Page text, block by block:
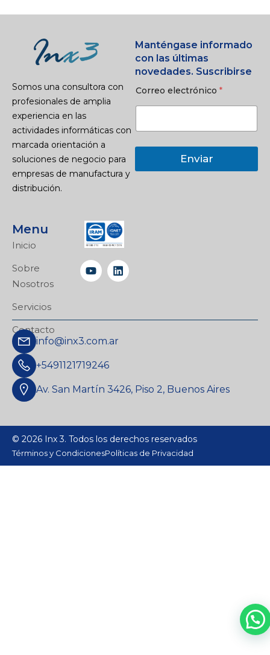
Somos una consultora con
profesionales de amplia
experiencia en las
actividades informáticas con
marcada orientación a
soluciones de negocio para
empresas de manufactura y
distribución.
Menu
Inicio
Sobre
Nosotros
Servicios
Contacto
Manténgase informado
con las últimas
novedades. Suscribirse
Correo electrónico *
Enviar
info@inx3.com.ar
+5491121719246
Av. San Martín 3426, Piso 2, Buenos Aires
© 2026 Inx 3. Todos los derechos reservados
Términos y CondicionesPolíticas de Privacidad